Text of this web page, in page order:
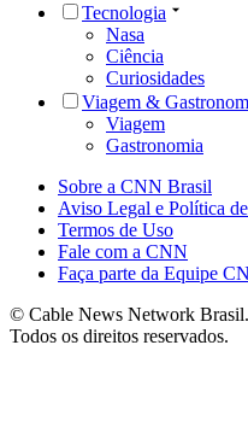
Tecnologia
Nasa
Ciência
Curiosidades
Viagem &
Viagem
Gastronomia
Sobre a CNN Brasil
Aviso Legal e Política
Termos de Uso
Fale com a CNN
Faça parte da Equipe
© Cable News Network
Todos os direitos reservados.